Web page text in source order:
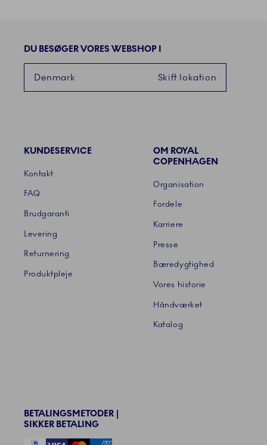
DU BESØGER VORES WEBSHOP I
Denmark Skift lokation
KUNDESERVICE
Kontakt
FAQ
Brudgaranti
Levering
Returnering
Produktpleje
OM ROYAL
COPENHAGEN
Organisation
Fordele
Karriere
Presse
Bæredygtighed
Vores historie
Håndværket
Katalog
BETALINGSMETODER |
SIKKER BETALING